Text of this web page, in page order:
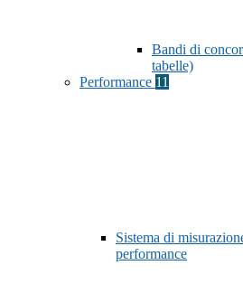
Bandi di
tabelle)
Performance 11
Sistema di
performance